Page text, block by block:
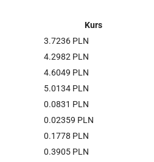
Kurs
3.7236 PLN
4.2982 PLN
4.6049 PLN
5.0134 PLN
0.0831 PLN
0.02359 PLN
0.1778 PLN
0.3905 PLN